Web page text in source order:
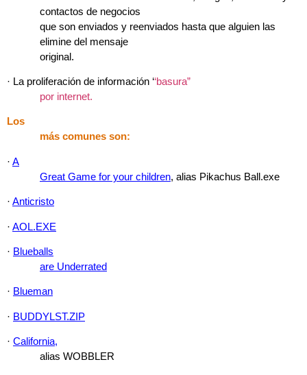
contactos de negocios
que son enviados y reenviados hasta que alguien las
elimine del mensaje
original.
· La proliferación de información ‘‘basura”
por internet.
Los
más comunes son:
· A
Great Game for your children, alias Pikachus Ball.exe
· Anticristo
· AOL.EXE
· Blueballs
are Underrated
· Blueman
· BUDDYLST.ZIP
· California,
alias WOBBLER